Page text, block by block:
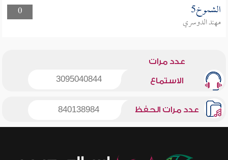
0
الشموخ5
مهند الدوسري
عدد مرات
الاستماع 3095040844
عدد مرات الحفظ 840138984